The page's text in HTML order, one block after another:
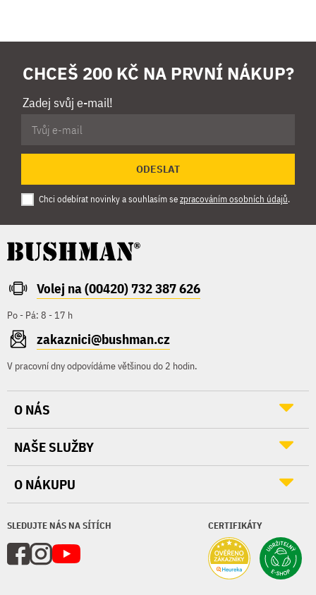
CHCEŠ 200 KČ NA PRVNÍ NÁKUP?
Zadej svůj e-mail!
ODESLAT
Chci odebírat novinky a souhlasím sezpracováním osobních údajů.
Volej na (00420) 732 387 626
Po - Pá: 8 - 17 h
zakaznici@bushman.cz
V pracovní dny odpovídáme většinou do 2 hodin.
SLEDUJTE NÁS NA SÍTÍCH CERTIFIKÁTY
O NÁS
NAŠE SLUŽBY
O NÁKUPU